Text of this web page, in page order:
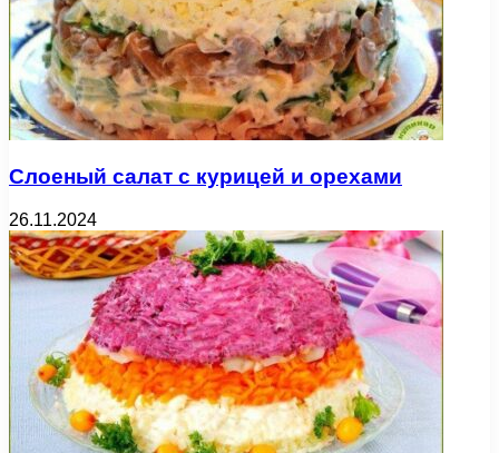
Слоеный салат с курицей и орехами
26.11.2024